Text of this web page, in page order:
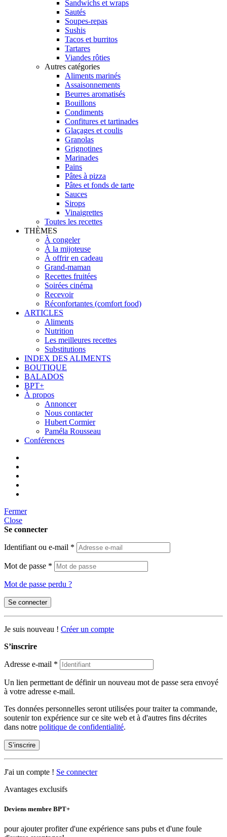
Sandwichs et wraps
Sautés
Soupes-repas
Sushis
Tacos et burritos
Tartares
Viandes rôties
Autres catégories
Aliments marinés
Assaisonnements
Beurres aromatisés
Bouillons
Condiments
Confitures et tartinades
Glaçages et coulis
Granolas
Grignotines
Marinades
Pains
Pâtes à pizza
Pâtes et fonds de tarte
Sauces
Sirops
Vinaigrettes
Toutes les recettes
THÈMES
À congeler
À la mijoteuse
À offrir en cadeau
Grand-maman
Recettes fruitées
Soirées cinéma
Recevoir
Réconfortantes (comfort food)
ARTICLES
Aliments
Nutrition
Les meilleures recettes
Substitutions
INDEX DES ALIMENTS
BOUTIQUE
BALADOS
BPT+
À propos
Annoncer
Nous contacter
Hubert Cormier
Paméla Rousseau
Conférences
Fermer
Close
Se connecter
Identifiant ou e-mail *
Mot de passe *
Mot de passe perdu ?
Se connecter
Je suis nouveau ! Créer un compte
S’inscrire
Adresse e-mail *
Un lien permettant de définir un nouveau mot de passe sera envoyé
à votre adresse e-mail.
Tes données personnelles seront utilisées pour traiter ta commande,
soutenir ton expérience sur ce site web et à d'autres fins décrites
dans notre politique de confidentialité.
S’inscrire
J'ai un compte ! Se connecter
Avantages exclusifs
Deviens membre BPT+
pour ajouter profiter d'une expérience sans pubs et d'une foule